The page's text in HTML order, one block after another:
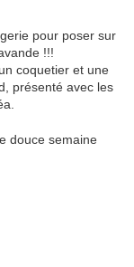
pour poser sur
!!!
coquetier et une
présenté avec les
douce semaine